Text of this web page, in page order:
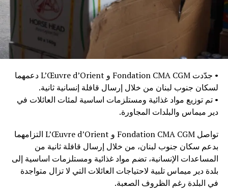
• جدّدت Fondation CMA CGM و L’Œuvre d’Orient دعمهما
لسكان جنوب لبنان من خلال إرسال قافلة إنسانية ثانية.
• تم توزيع مواد غذائية ومستلزمات اساسية لمئات العائلات في
دير ميماس والبلدات المجاورة.
تواصل Fondation CMA CGM و L’Œuvre d’Orient التزامهما
بدعم سكان جنوب لبنان، من خلال إرسال قافلة ثانية من
المساعدات الإنسانية، تضم مواد غذائية ومستلزمات اساسية إلى
بلدة دير ميماس تلبية لاحتياجات العائلات التي لا تزال متواجدة
في البلدة رغم الظروف الصعبة.